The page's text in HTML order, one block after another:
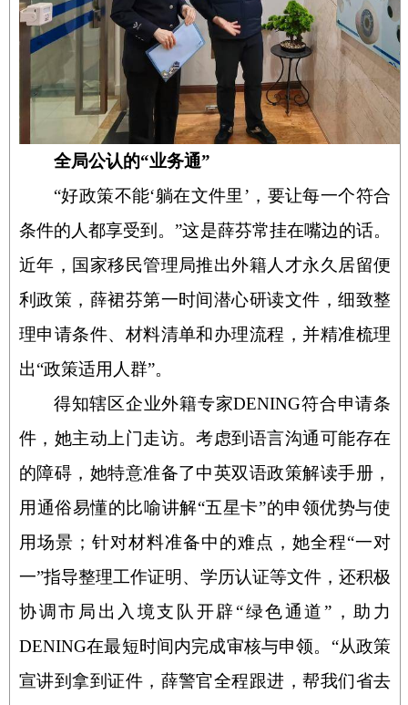
全局公认的“业务通”
“好政策不能‘躺在文件里’，要让每一个符合
条件的人都享受到。”这是薛芬常挂在嘴边的话。
近年，国家移民管理局推出外籍人才永久居留便
利政策，薛裙芬第一时间潜心研读文件，细致整
理申请条件、材料清单和办理流程，并精准梳理
出“政策适用人群”。
得知辖区企业外籍专家DENING符合申请条
件，她主动上门走访。考虑到语言沟通可能存在
的障碍，她特意准备了中英双语政策解读手册，
用通俗易懂的比喻讲解“五星卡”的申领优势与使
用场景；针对材料准备中的难点，她全程“一对
一”指导整理工作证明、学历认证等文件，还积极
协调市局出入境支队开辟“绿色通道”，助力
DENING在最短时间内完成审核与申领。“从政策
宣讲到拿到证件，薛警官全程跟进，帮我们省去